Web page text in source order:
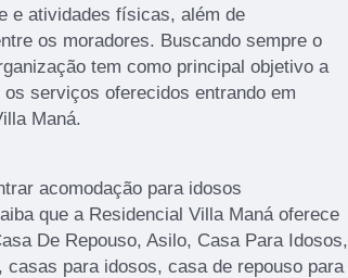
e atividades físicas, além de
os moradores. Buscando sempre o
tem como principal objetivo a
serviços oferecidos entrando em
Maná.
acomodação para idosos
que a Residencial Villa Maná oferece
De Repouso, Asilo, Casa Para Idosos,
para idosos, casa de repouso para